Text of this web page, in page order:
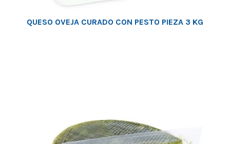
QUESO OVEJA CURADO CON PESTO PIEZA 3 KG